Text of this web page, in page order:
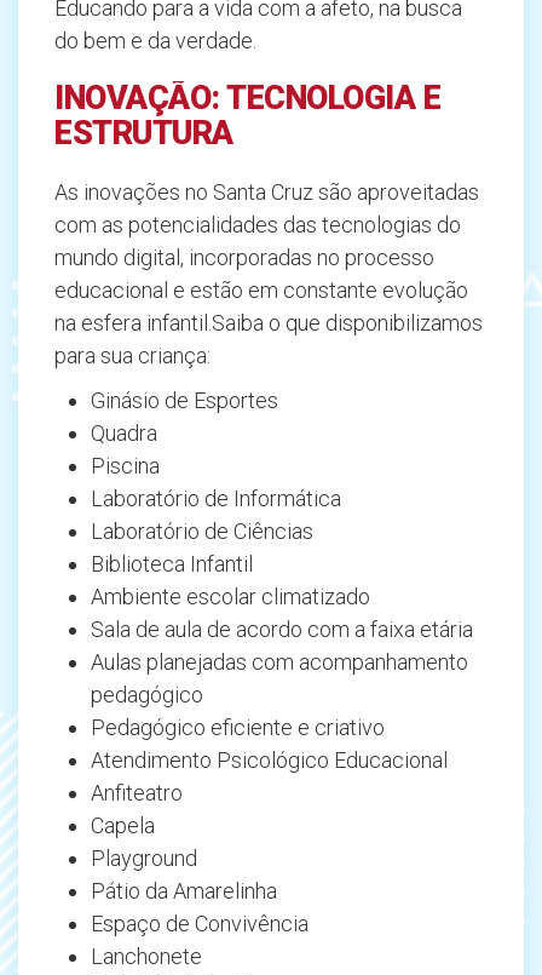
Educando para a vida com a afeto, na busca
do bem e da verdade.
INOVAÇÃO: TECNOLOGIA E
ESTRUTURA
As inovações no Santa Cruz são aproveitadas
com as potencialidades das tecnologias do
mundo digital, incorporadas no processo
educacional e estão em constante evolução
na esfera infantil. Saiba o que disponibilizamos
para sua criança:
Ginásio de Esportes
Quadra
Piscina
Laboratório de Informática
Laboratório de Ciências
Biblioteca Infantil
Ambiente escolar climatizado
Sala de aula de acordo com a faixa etária
Aulas planejadas com acompanhamento
pedagógico
Pedagógico eficiente e criativo
Atendimento Psicológico Educacional
Anfiteatro
Capela
Playground
Pátio da Amarelinha
Espaço de Convivência
Lanchonete